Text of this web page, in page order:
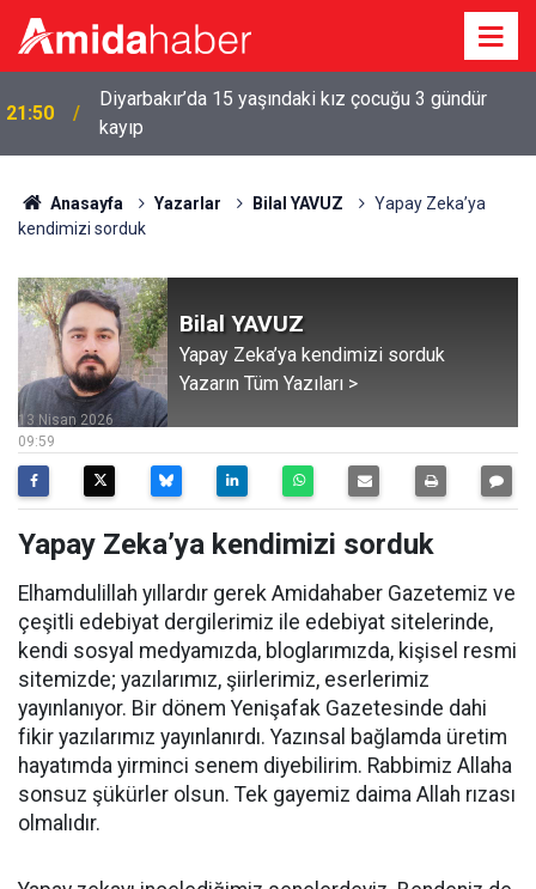
21:50
Diyarbakır’da 15 yaşındaki kız çocuğu 3 gündür
kayıp
Anasayfa Yazarlar Bilal YAVUZ
Yapay Zeka’ya
kendimizi sorduk
Bilal YAVUZ
Yapay Zeka’ya kendimizi sorduk
Yazarın Tüm Yazıları >
09:59
13 Nisan 2026
Yapay Zeka’ya kendimizi sorduk
Elhamdulillah yıllardır gerek Amidahaber Gazetemiz ve
çeşitli edebiyat dergilerimiz ile edebiyat sitelerinde,
kendi sosyal medyamızda, bloglarımızda, kişisel resmi
sitemizde; yazılarımız, şiirlerimiz, eserlerimiz
yayınlanıyor. Bir dönem Yenişafak Gazetesinde dahi
fikir yazılarımız yayınlanırdı. Yazınsal bağlamda üretim
hayatımda yirminci senem diyebilirim. Rabbimiz Allaha
sonsuz şükürler olsun. Tek gayemiz daima Allah rızası
olmalıdır.